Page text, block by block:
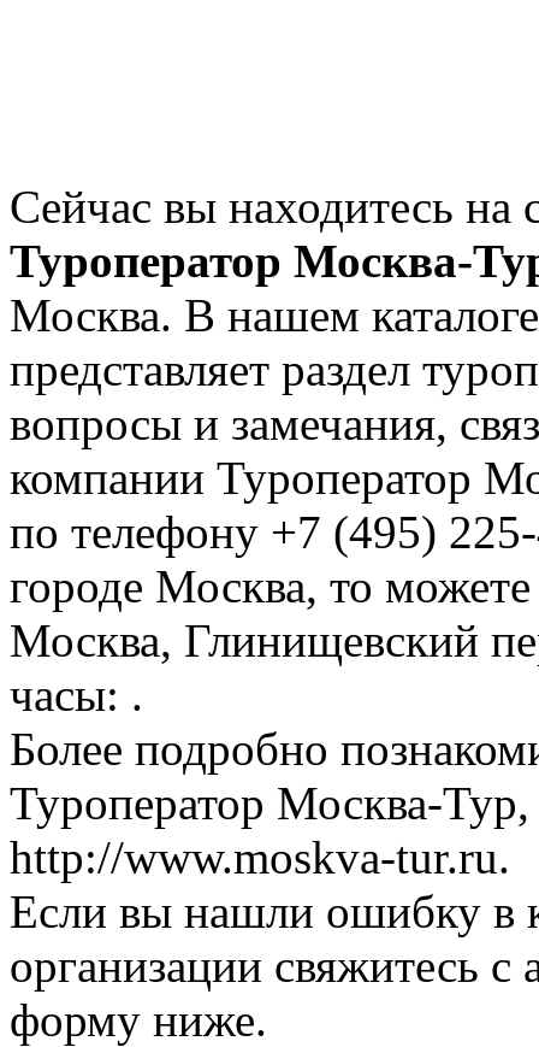
Сейчас вы находитесь на
Туроператор Москва-
Москва. В нашем
представляет раздел
вопросы и замечания,
компании Туроператор
по телефону +7 (495)
городе Москва, то
Москва, Глинищевский
часы: .
Более подробно
Туроператор Москва-
http://www.moskva-tur.ru.
Если вы нашли ошибку в
организации свяжитесь
форму ниже.